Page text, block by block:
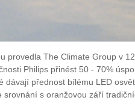
provedla The Climate Group v
Philips přinést 50 - 70%
dávají přednost bílému LED
srovnání s oranžovou září